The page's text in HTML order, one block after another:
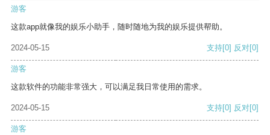
游客
这款app就像我的娱乐小助手，随时随地为我的娱乐提供帮助。
2024-05-15 支持[0] 反对[0]
游客
这款软件的功能非常强大，可以满足我日常使用的需求。
2024-05-15 支持[0] 反对[0]
游客